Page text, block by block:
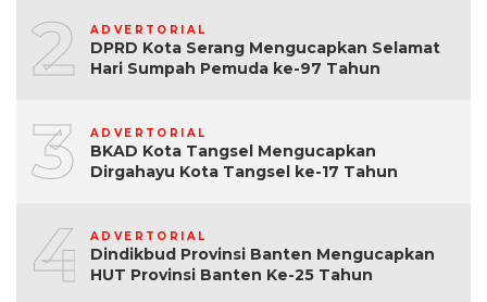
2 ADVERTORIAL
DPRD Kota Serang Mengucapkan Selamat
Hari Sumpah Pemuda ke-97 Tahun
3 ADVERTORIAL
BKAD Kota Tangsel Mengucapkan
Dirgahayu Kota Tangsel ke-17 Tahun
4 ADVERTORIAL
Dindikbud Provinsi Banten Mengucapkan
HUT Provinsi Banten Ke-25 Tahun